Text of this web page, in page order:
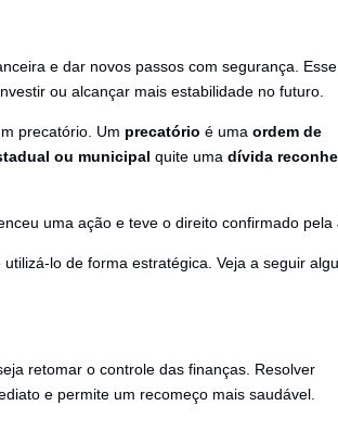
e dar novos passos com segurança. Esse
ou alcançar mais estabilidade no futuro.
precatório. Um precatório é uma ordem de
ou municipal quite uma dívida
uma ação e teve o direito confirmado pela
lo de forma estratégica. Veja a seguir
retomar o controle das finanças. Resolver
e permite um recomeço mais saudável.